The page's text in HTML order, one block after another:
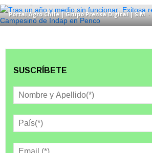
Portal Agro Chile | Grupo Prensa Digital | S.M -
SUSCRÍBETE